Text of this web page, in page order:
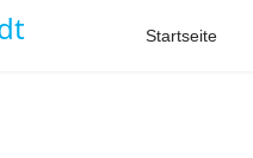
Startseite